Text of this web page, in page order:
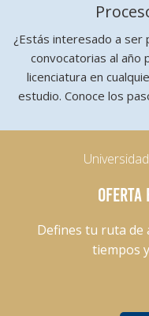
¿Estás interesado a ser
convocatorias al año
licenciatura en
estudio. Conoce los
OFERTA
Defines tu ruta de
tiempos